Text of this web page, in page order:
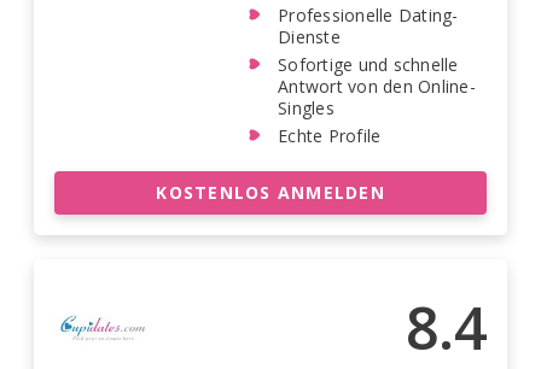
Professionelle Dating-
Dienste
Sofortige und schnelle
Antwort von den Online-
Singles
Echte Profile
KOSTENLOS ANMELDEN
8.4